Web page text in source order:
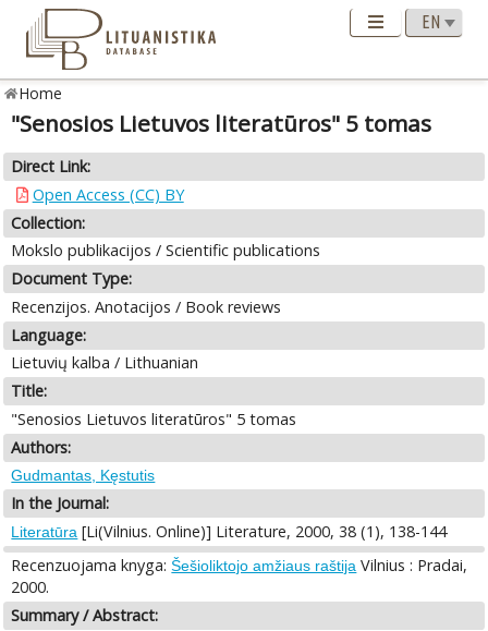
Home
"Senosios Lietuvos literatūros" 5 tomas
Direct Link:
Open Access (CC) BY
Collection:
Mokslo publikacijos / Scientific publications
Document Type:
Recenzijos. Anotacijos / Book reviews
Language:
Lietuvių kalba / Lithuanian
Title:
"Senosios Lietuvos literatūros" 5 tomas
Authors:
Gudmantas, Kęstutis
In the Journal:
Literatūra [Li(Vilnius. Online)] Literature, 2000, 38 (1), 138-144
Recenzuojama knyga:Šešioliktojo amžiaus raštija Vilnius : Pradai,
2000.
Summary / Abstract: